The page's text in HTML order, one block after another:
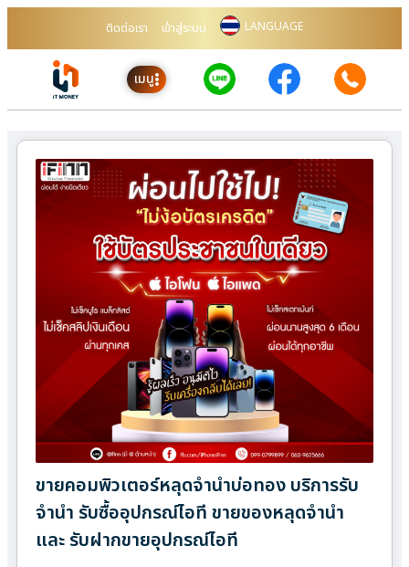
ติดต่อเรา เข้าสู่ระบบ LANGUAGE
เมนู
ขายคอมพิวเตอร์หลุดจำนำบ่อทอง บริการรับ
จำนำ รับซื้ออุปกรณ์ไอที ขายของหลุดจำนำ
และ รับฝากขายอุปกรณ์ไอที